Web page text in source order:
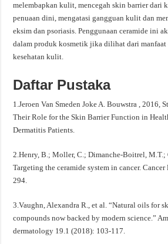
melembapkan kulit, mencegah skin barrier dari
penuaan dini, mengatasi gangguan kulit dan
eksim dan psoriasis. Penggunaan ceramide ini
dalam produk kosmetik jika dilihat dari manfaat
kesehatan kulit.
Daftar Pustaka
1.Jeroen Van Smeden Joke A. Bouwstra , 2016,
Their Role for the Skin Barrier Function in
Dermatitis Patients.
2.Henry, B.; Moller, C.; Dimanche-Boitrel, M.T.;
Targeting the ceramide system in cancer.
294.
3.Vaughn, Alexandra R., et al. “Natural oils for
compounds now backed by modern science.”
dermatology 19.1 (2018): 103-117.